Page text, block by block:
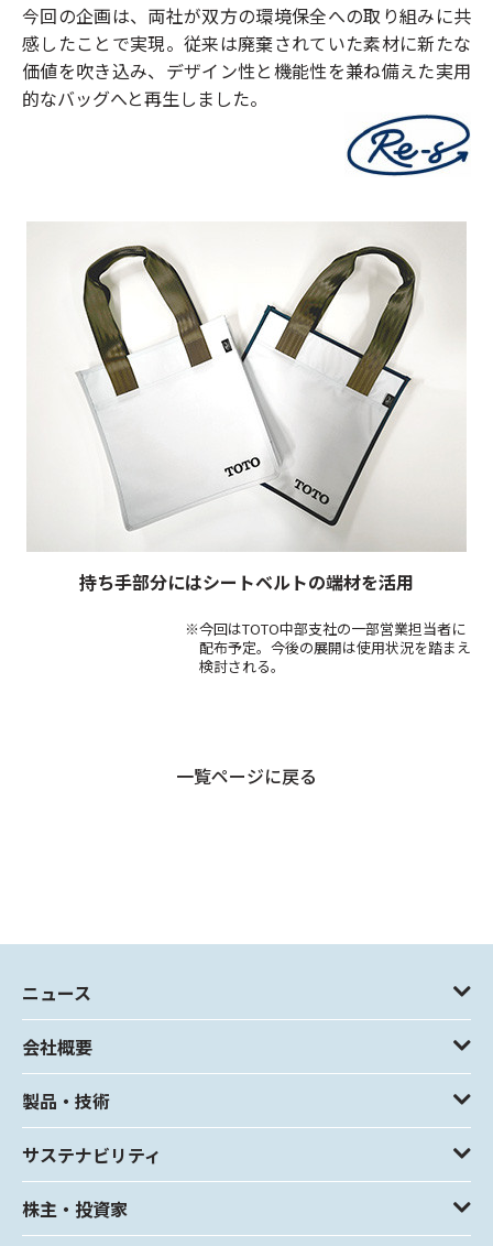
今回の企画は、両社が双方の環境保全への取り組みに共
感したことで実現。従来は廃棄されていた素材に新たな
価値を吹き込み、デザイン性と機能性を兼ね備えた実用
的なバッグへと再生しました。
持ち手部分にはシートベルトの端材を活用
※今回はTOTO中部支社の一部営業担当者に
配布予定。今後の展開は使用状況を踏まえ
検討される。
一覧ページに戻る
ニュース
会社概要
製品・技術
サステナビリティ
株主・投資家